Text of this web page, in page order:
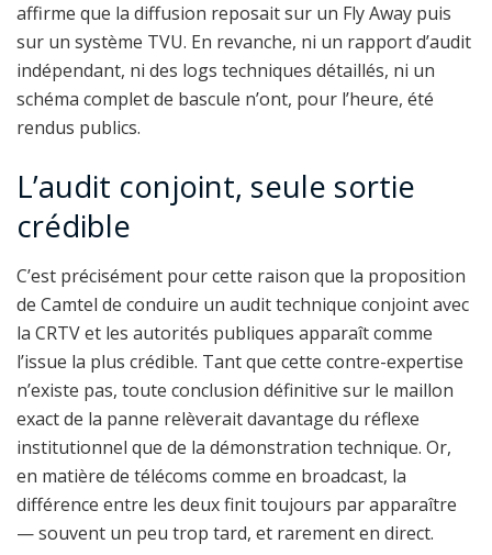
affirme que la diffusion reposait sur un Fly Away puis
sur un système TVU. En revanche, ni un rapport d’audit
indépendant, ni des logs techniques détaillés, ni un
schéma complet de bascule n’ont, pour l’heure, été
rendus publics.
L’audit conjoint, seule sortie
crédible
C’est précisément pour cette raison que la proposition
de Camtel de conduire un audit technique conjoint avec
la CRTV et les autorités publiques apparaît comme
l’issue la plus crédible. Tant que cette contre-expertise
n’existe pas, toute conclusion définitive sur le maillon
exact de la panne relèverait davantage du réflexe
institutionnel que de la démonstration technique. Or,
en matière de télécoms comme en broadcast, la
différence entre les deux finit toujours par apparaître
— souvent un peu trop tard, et rarement en direct.